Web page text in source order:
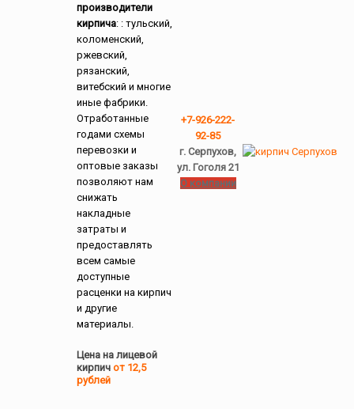
производители
кирпича: : тульский,
коломенский,
ржевский,
рязанский,
витебский и многие
иные фабрики.
Отработанные
годами схемы
перевозки и
оптовые заказы
позволяют нам
снижать
накладные
затраты и
предоставлять
всем самые
доступные
расценки на кирпич
и другие
материалы.
Цена на лицевой
кирпич от 12,5
рублей
+7-926-222-
92-85
г. Серпухов,
ул. Гоголя 21
О компании